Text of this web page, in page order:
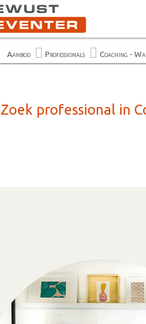
Aanbod Professionals Coaching -
Zoek professional in